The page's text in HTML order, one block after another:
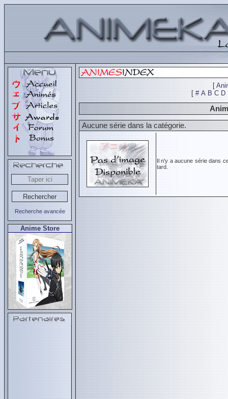
Recherche avancée
Anime Store
[
[ # A B C D
Aucune série dans la catégorie.
Il n'y a aucune série dans
tard.